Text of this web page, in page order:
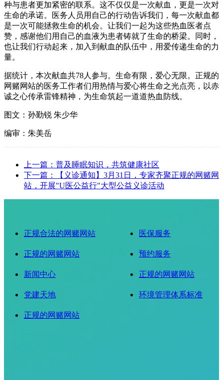
种与患者更加紧密的联系。这不仅仅是一次献血，更是一次对
生命的承诺。医务人员用自己的行动告诉我们，每一次献血都
是一次可能拯救生命的机会。让我们一起为这些热血医者点
赞，感谢他们用自己的血液为患者铸就了生命的桥梁。同时，
也让我们行动起来，加入到献血的队伍中，用爱传递生命的力
量。
据统计，本次献血共78人参与。生命有限，爱心无限。正规的
网赌网站的医务工作者们用热情与爱心将生命之光点亮，以赤
诚之心传承雷锋精神，为生命筑起一道道热血防线。
图文：孙勤锐 朱少华
编审：朱美岳
上一篇：普及睡眠知识，共筑健康社区
下一篇：【义诊通知】3月31日，专家齐聚正规的网赌网
站，开展"U医公益行"大型公益义诊活动
正规合法的网赌网站
正规的网赌网站
新闻中心
党建天地
正规的网赌网站
医保服务
预约服务
正规的网赌网站
环境管理体系标准